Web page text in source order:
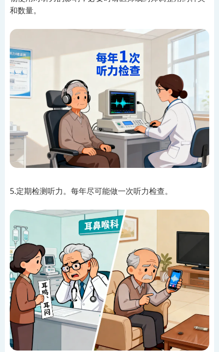
和数量。
5.定期检测听力。每年尽可能做一次听力检查。